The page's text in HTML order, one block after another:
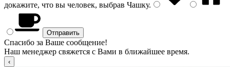
докажите, что вы человек, выбрав Чашку.
Спасибо за Ваше сообщение!
Наш менеджер свяжется с Вами в ближайшее время.